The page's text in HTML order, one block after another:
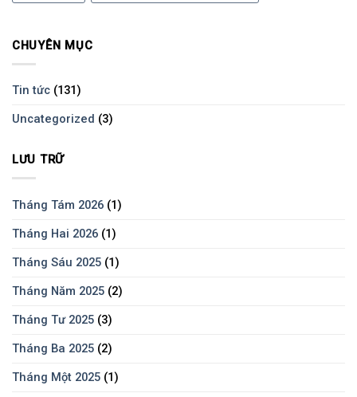
CHUYÊN MỤC
Tin tức (131)
Uncategorized (3)
LƯU TRỮ
Tháng Tám 2026 (1)
Tháng Hai 2026 (1)
Tháng Sáu 2025 (1)
Tháng Năm 2025 (2)
Tháng Tư 2025 (3)
Tháng Ba 2025 (2)
Tháng Một 2025 (1)